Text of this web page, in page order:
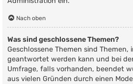
Nach oben
Was sind geschlossene Themen?
Geschlossene Themen sind
geantwortet werden kann und bei
Umfrage, falls vorhanden, beendet
aus vielen Gründen durch einen